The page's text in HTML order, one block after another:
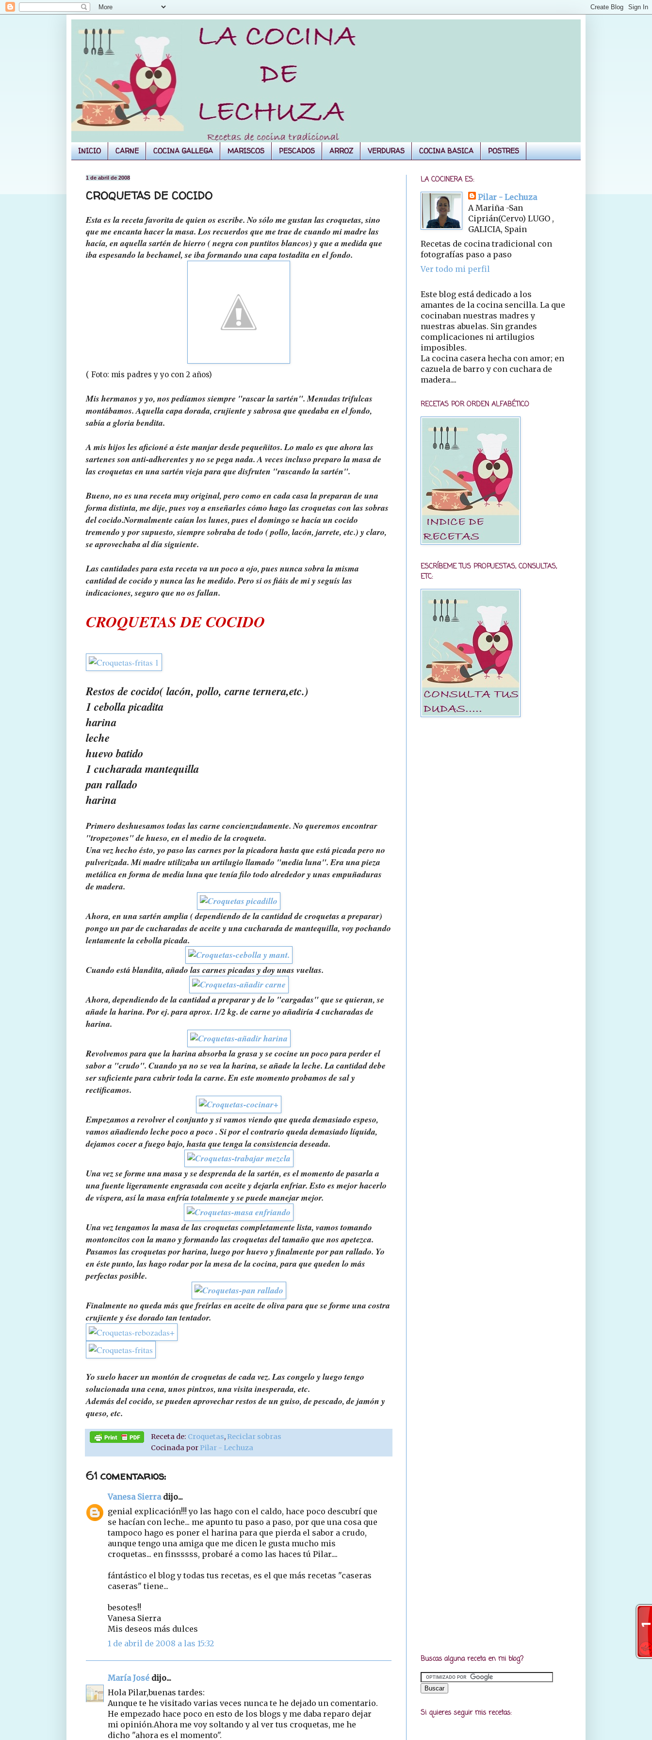
INICIO CARNE COCINA GALLEGA MARISCOS PESCADOS ARROZ VERDURAS COCINA BASICA POSTRES
1 de abril de 2008
CROQUETAS DE COCIDO
Esta es la receta favorita de quien os escribe. No sólo me gustan las croquetas, sino
que me encanta hacer la masa. Los recuerdos que me trae de cuando mi madre las
hacía, en aquella sartén de hierro ( negra con puntitos blancos) y que a medida que
iba espesando la bechamel, se iba formando una capa tostadita en el fondo.
( Foto: mis padres y yo con 2 años)
Mis hermanos y yo, nos pedíamos siempre "rascar la sartén". Menudas trifulcas
montábamos. Aquella capa dorada, crujiente y sabrosa que quedaba en el fondo,
sabía a gloria bendita.
A mis hijos les aficioné a éste manjar desde pequeñitos. Lo malo es que ahora las
sartenes son anti-adherentes y no se pega nada. A veces incluso preparo la masa de
las croquetas en una sartén vieja para que disfruten "rascando la sartén".
Bueno, no es una receta muy original, pero como en cada casa la preparan de una
forma distinta, me dije, pues voy a enseñarles cómo hago las croquetas con las sobras
del cocido.Normalmente caían los lunes, pues el domingo se hacía un cocido
tremendo y por supuesto, siempre sobraba de todo ( pollo, lacón, jarrete, etc.) y claro,
se aprovechaba al día siguiente.
Las cantidades para esta receta va un poco a ojo, pues nunca sobra la misma
cantidad de cocido y nunca las he medido. Pero si os fiáis de mi y seguís las
indicaciones, seguro que no os fallan.
CROQUETAS DE COCIDO
Restos de cocido( lacón, pollo, carne ternera,etc.)
1 cebolla picadita
harina
leche
huevo batido
1 cucharada mantequilla
pan rallado
harina
Primero deshuesamos todas las carne concienzudamente. No queremos encontrar
"tropezones" de hueso, en el medio de la croqueta.
Una vez hecho ésto, yo paso las carnes por la picadora hasta que está picada pero no
pulverizada. Mi madre utilizaba un artilugio llamado "media luna". Era una pieza
metálica en forma de media luna que tenía filo todo alrededor y unas empuñaduras
de madera.
Ahora, en una sartén amplia ( dependiendo de la cantidad de croquetas a preparar)
pongo un par de cucharadas de aceite y una cucharada de mantequilla, voy pochando
lentamente la cebolla picada.
Cuando está blandita, añado las carnes picadas y doy unas vueltas.
Ahora, dependiendo de la cantidad a preparar y de lo "cargadas" que se quieran, se
añade la harina. Por ej. para aprox. 1/2 kg. de carne yo añadiría 4 cucharadas de
harina.
Revolvemos para que la harina absorba la grasa y se cocine un poco para perder el
sabor a "crudo". Cuando ya no se vea la harina, se añade la leche. La cantidad debe
ser suficiente para cubrir toda la carne. En este momento probamos de sal y
rectificamos.
Empezamos a revolver el conjunto y si vamos viendo que queda demasiado espeso,
vamos añadiendo leche poco a poco . Si por el contrario queda demasiado líquida,
dejamos cocer a fuego bajo, hasta que tenga la consistencia deseada.
Una vez se forme una masa y se desprenda de la sartén, es el momento de pasarla a
una fuente ligeramente engrasada con aceite y dejarla enfriar. Esto es mejor hacerlo
de víspera, así la masa enfría totalmente y se puede manejar mejor.
Una vez tengamos la masa de las croquetas completamente lista, vamos tomando
montoncitos con la mano y formando las croquetas del tamaño que nos apetezca.
Pasamos las croquetas por harina, luego por huevo y finalmente por pan rallado. Yo
en éste punto, las hago rodar por la mesa de la cocina, para que queden lo más
perfectas posible.
Finalmente no queda más que freírlas en aceite de oliva para que se forme una costra
crujiente y ése dorado tan tentador.
Yo suelo hacer un montón de croquetas de cada vez. Las congelo y luego tengo
solucionada una cena, unos pintxos, una visita inesperada, etc.
Además del cocido, se pueden aprovechar restos de un guiso, de pescado, de jamón y
queso, etc.
Receta de: Croquetas, Reciclar sobras
Cocinada por Pilar - Lechuza
61 comentarios:
Vanesa Sierradijo...
genial explicación!!! yo las hago con el caldo, hace poco descubrí que
se hacían con leche... me apunto tu paso a paso, por que una cosa que
tampoco hago es poner el harina para que pierda el sabor a crudo,
aunque tengo una amiga que me dicen le gusta mucho mis
croquetas... en finsssss, probaré a como las haces tú Pilar....
fántástico el blog y todas tus recetas, es el que más recetas "caseras
caseras" tiene...
besotes!!
Vanesa Sierra
Mis deseos más dulces
1 de abril de 2008 a las 15:32
María José dijo...
Hola Pilar,buenas tardes:
Aunque te he visitado varias veces nunca te he dejado un comentario.
He empezado hace poco en esto de los blogs y me daba reparo dejar
mi opinión.Ahora me voy soltando y al ver tus croquetas, me he
dicho "ahora es el momento".
LA COCINERA ES:
Pilar - Lechuza
A Mariña -San
Ciprián(Cervo) LUGO ,
GALICIA, Spain
Recetas de cocina tradicional con
fotografías paso a paso
Ver todo mi perfil
Este blog está dedicado a los
amantes de la cocina sencilla. La que
cocinaban nuestras madres y
nuestras abuelas. Sin grandes
complicaciones ni artilugios
imposibles.
La cocina casera hecha con amor; en
cazuela de barro y con cuchara de
madera....
RECETAS POR ORDEN ALFABÉTICO
ESCRÍBEME TUS PROPUESTAS, CONSULTAS,
ETC:
Buscas alguna receta en mi blog?
Si quieres seguir mis recetas: